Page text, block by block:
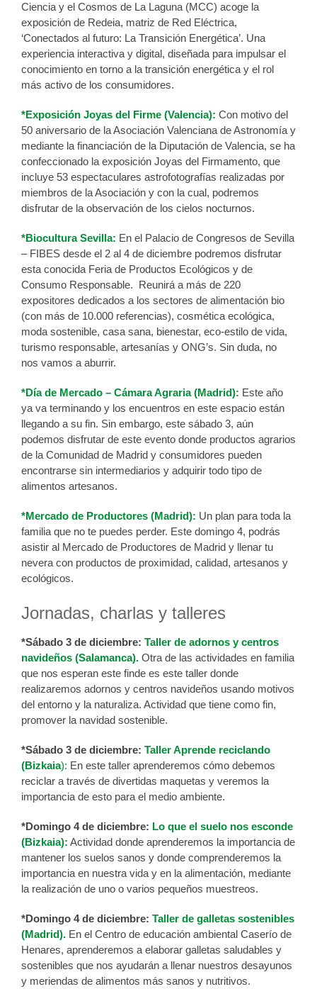
Ciencia y el Cosmos de La Laguna (MCC) acoge la
exposición de Redeia, matriz de Red Eléctrica,
‘Conectados al futuro: La Transición Energética’. Una
experiencia interactiva y digital, diseñada para impulsar el
conocimiento en torno a la transición energética y el rol
más activo de los consumidores.
*Exposición Joyas del Firme (Valencia): Con motivo del
50 aniversario de la Asociación Valenciana de Astronomía y
mediante la financiación de la Diputación de Valencia, se ha
confeccionado la exposición Joyas del Firmamento, que
incluye 53 espectaculares astrofotografías realizadas por
miembros de la Asociación y con la cual, podremos
disfrutar de la observación de los cielos nocturnos.
*Biocultura Sevilla: En el Palacio de Congresos de Sevilla
– FIBES desde el 2 al 4 de diciembre podremos disfrutar
esta conocida Feria de Productos Ecológicos y de
Consumo Responsable. Reunirá a más de 220
expositores dedicados a los sectores de alimentación bio
(con más de 10.000 referencias), cosmética ecológica,
moda sostenible, casa sana, bienestar, eco-estilo de vida,
turismo responsable, artesanías y ONG’s. Sin duda, no
nos vamos a aburrir.
*Día de Mercado – Cámara Agraria (Madrid): Este año
ya va terminando y los encuentros en este espacio están
llegando a su fin. Sin embargo, este sábado 3, aún
podemos disfrutar de este evento donde productos agrarios
de la Comunidad de Madrid y consumidores pueden
encontrarse sin intermediarios y adquirir todo tipo de
alimentos artesanos.
*Mercado de Productores (Madrid): Un plan para toda la
familia que no te puedes perder. Este domingo 4, podrás
asistir al Mercado de Productores de Madrid y llenar tu
nevera con productos de proximidad, calidad, artesanos y
ecológicos.
Jornadas, charlas y talleres
*Sábado 3 de diciembre: Taller de adornos y centros
navideños (Salamanca). Otra de las actividades en familia
que nos esperan este finde es este taller donde
realizaremos adornos y centros navideños usando motivos
del entorno y la naturaliza. Actividad que tiene como fin,
promover la navidad sostenible.
*Sábado 3 de diciembre: Taller Aprende reciclando
(Bizkaia): En este taller aprenderemos cómo debemos
reciclar a través de divertidas maquetas y veremos la
importancia de esto para el medio ambiente.
*Domingo 4 de diciembre: Lo que el suelo nos esconde
(Bizkaia): Actividad donde aprenderemos la importancia de
mantener los suelos sanos y donde comprenderemos la
importancia en nuestra vida y en la alimentación, mediante
la realización de uno o varios pequeños muestreos.
*Domingo 4 de diciembre: Taller de galletas sostenibles
(Madrid). En el Centro de educación ambiental Caserío de
Henares, aprenderemos a elaborar galletas saludables y
sostenibles que nos ayudarán a llenar nuestros desayunos
y meriendas de alimentos más sanos y nutritivos.